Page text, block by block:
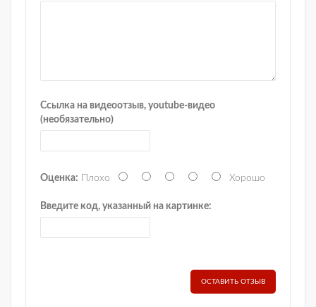
Ссылка на видеоотзыв, youtube-видео
(необязательно)
Оценка: Плохо Хорошо
Введите код, указанный на картинке:
ОСТАВИТЬ ОТЗЫВ